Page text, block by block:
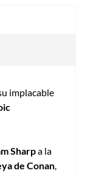
implacable
Sharpa la
de Conan,